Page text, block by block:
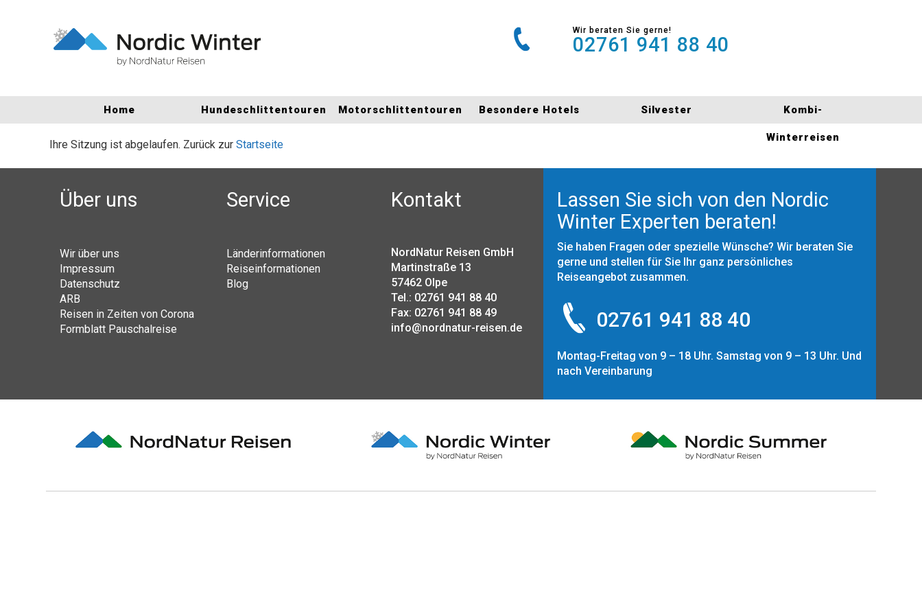
Wir beraten Sie gerne!
02761 941 88 40
Home Hundeschlittentouren Motorschlittentouren Besondere Hotels Silvester Kombi-
Winterreisen
Ihre Sitzung ist abgelaufen. Zurück zur Startseite
Über uns
Wir über uns
Impressum
Datenschutz
ARB
Reisen in Zeiten von Corona
Formblatt Pauschalreise
Service
Länderinformationen
Reiseinformationen
Blog
Kontakt
NordNatur Reisen GmbH
Martinstraße 13
57462 Olpe
Tel.: 02761 941 88 40
Fax: 02761 941 88 49
info@nordnatur-reisen.de
Lassen Sie sich von den Nordic
Winter Experten beraten!
Sie haben Fragen oder spezielle Wünsche? Wir beraten Sie
gerne und stellen für Sie Ihr ganz persönliches
Reiseangebot zusammen.
02761 941 88 40
Montag-Freitag von 9 – 18 Uhr. Samstag von 9 – 13 Uhr. Und
nach Vereinbarung